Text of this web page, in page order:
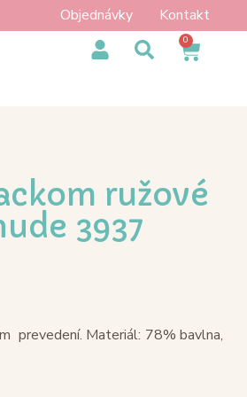
Objednávky Kontakt
0
ružové
3937
prevedení. Materiál: 78% bavlna,